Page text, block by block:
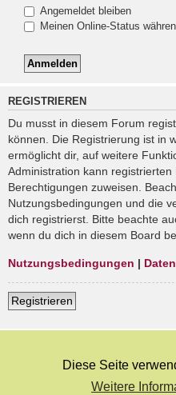
Diese Seite
Weitere
Angemeldet bleiben
Meinen Online-Status
REGISTRIEREN
Du musst in diesem Forum
können. Die Registrierung ist in
ermöglicht dir, auf weitere
Administration kann
Berechtigungen zuweisen.
Nutzungsbedingungen und die
dich registrierst. Bitte beachte
wenn du dich in diesem Board
Nutzungsbedingungen |
Registrieren